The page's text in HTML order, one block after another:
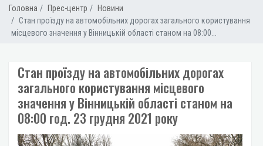
Головна Прес-центр
Новини
Cтан проїзду на автомобільних дорогах загального користування
місцевого значення у Вінницькій області станом на 08:00...
Cтан проїзду на автомобільних дорогах
загального користування місцевого
значення у Вінницькій області станом на
08:00 год. 23 грудня 2021 року